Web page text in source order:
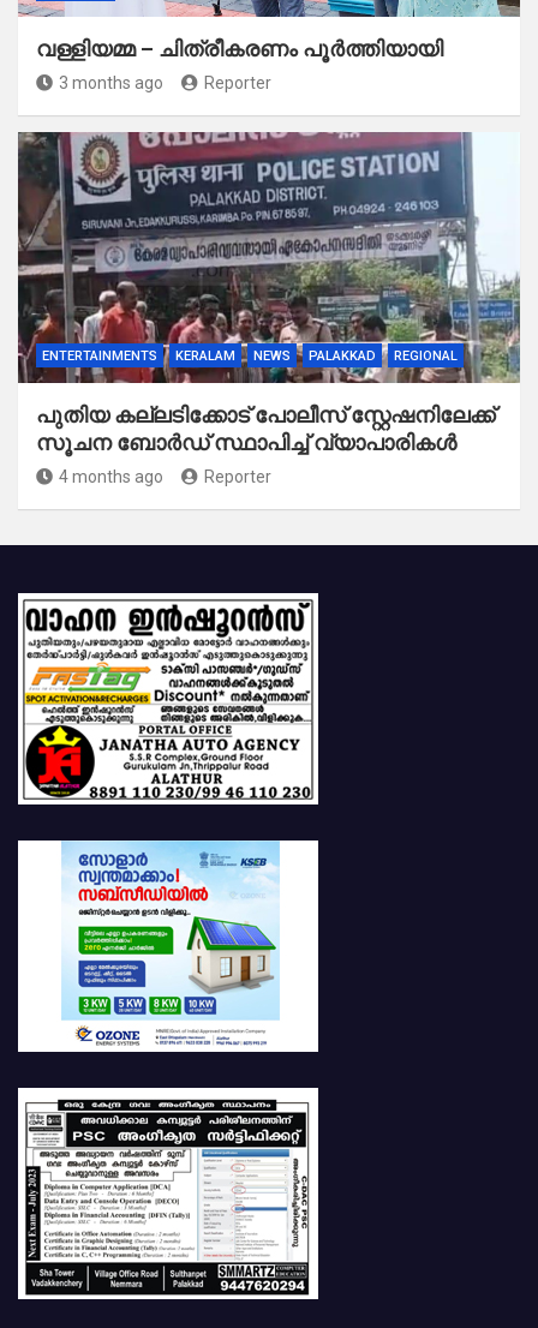
വള്ളിയമ്മ – ചിത്രീകരണം പൂർത്തിയായി
3 months ago Reporter
ENTERTAINMENTS KERALAM NEWS PALAKKAD REGIONAL
പുതിയ കല്ലടിക്കോട് പോലീസ് സ്റ്റേഷനിലേക്ക്
സൂചന ബോർഡ് സ്ഥാപിച്ച് വ്യാപാരികൾ
4 months ago Reporter